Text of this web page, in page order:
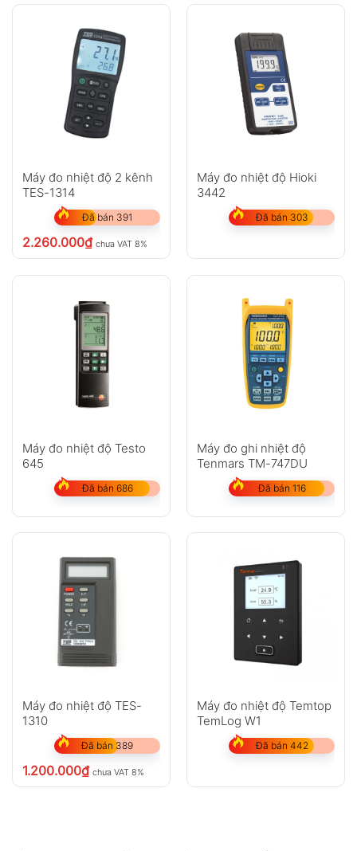
Máy đo nhiệt độ 2 kênh
TES-1314
Đã bán 391
2.260.000₫ chưa VAT 8%
Máy đo nhiệt độ Hioki
3442
Đã bán 303
Máy đo nhiệt độ Testo
645
Đã bán 686
Máy đo ghi nhiệt độ
Tenmars TM-747DU
Đã bán 116
Máy đo nhiệt độ TES-
1310
Đã bán 389
1.200.000₫ chưa VAT 8%
Máy đo nhiệt độ Temtop
TemLog W1
Đã bán 442